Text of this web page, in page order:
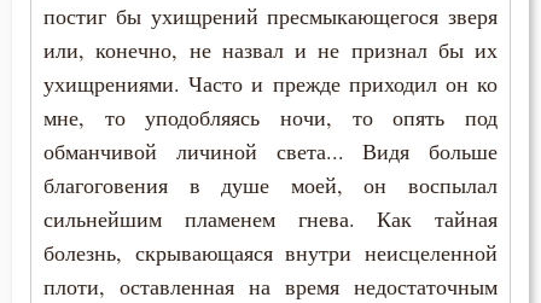
постиг бы ухищрений пресмыкающегося зверя
или, конечно, не назвал и не признал бы их
ухищрениями. Часто и прежде приходил он ко
мне, то уподобляясь ночи, то опять под
обманчивой личиной света... Видя больше
благоговения в душе моей, он воспылал
сильнейшим пламенем гнева. Как тайная
болезнь, скрывающаяся внутри неисцеленной
плоти, оставленная на время недостаточным